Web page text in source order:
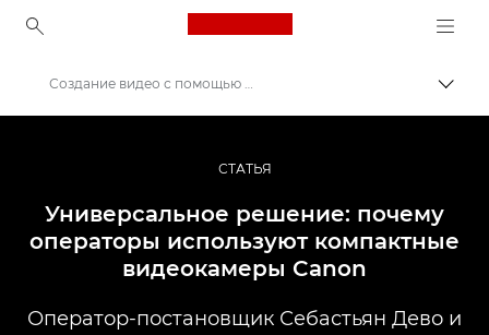
Canon Logo, back to
Профессиональная фото- и видеосъемка
Истории
Создание видео с помощью видеокамер Canon
СТАТЬЯ
Универсальное решение: почему
операторы используют компактные
видеокамеры Canon
Оператор-постановщик Себастьян Дево и